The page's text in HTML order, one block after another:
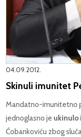
04.09.2012.
Skinuli imunitet
Mandatno-imunitetno
jednoglasno je ukinulo
Ćobankoviću zbog